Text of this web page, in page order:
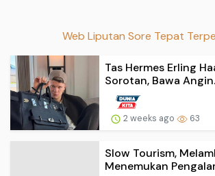
Web Liputan Sore Tepat
Tas Hermes Erling
Sorotan, Bawa
2 weeks ago 63
Slow Tourism,
Menemukan